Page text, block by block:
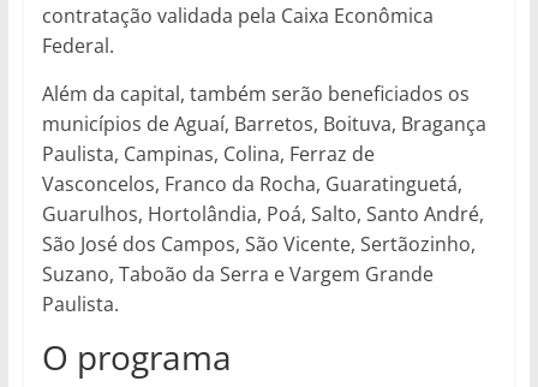
contratação validada pela Caixa Econômica
Federal.
Além da capital, também serão beneficiados os
municípios de Aguaí, Barretos, Boituva, Bragança
Paulista, Campinas, Colina, Ferraz de
Vasconcelos, Franco da Rocha, Guaratinguetá,
Guarulhos, Hortolândia, Poá, Salto, Santo André,
São José dos Campos, São Vicente, Sertãozinho,
Suzano, Taboão da Serra e Vargem Grande
Paulista.
O programa